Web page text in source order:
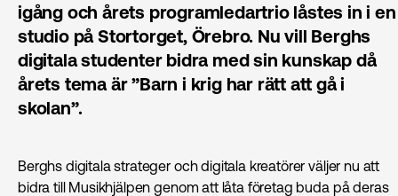
igång och årets programledartrio låstes in i en
studio på Stortorget, Örebro. Nu vill Berghs
digitala studenter bidra med sin kunskap då
årets tema är ”Barn i krig har rätt att gå i
skolan”.
Berghs digitala strateger och digitala kreatörer väljer nu att
bidra till Musikhjälpen genom att låta företag buda på deras